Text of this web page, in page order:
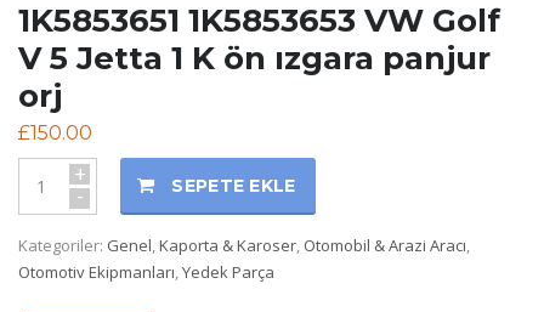
1K5853651 1K5853653 VW Golf
V 5 Jetta 1 K ön ızgara panjur
orj
£150.00
+
- SEPETE EKLE
Kategoriler: Genel,Kaporta & Karoser, Otomobil & Arazi Aracı,
Otomotiv Ekipmanları,Yedek Parça